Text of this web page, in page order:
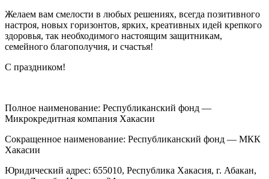
Желаем вам смелости в любых решениях, всегда позитивного
настроя, новых горизонтов, ярких, креативных идей крепкого
здоровья, так необходимого настоящим защитникам,
семейного благополучия, и счастья!
С праздником!
Полное наименование: Республиканский фонд —
Микрокредитная компания Хакасии
Сокращенное наименование: Республиканский фонд — МКК
Хакасии
Юридический адрес: 655010, Республика Хакасия, г. Абакан,